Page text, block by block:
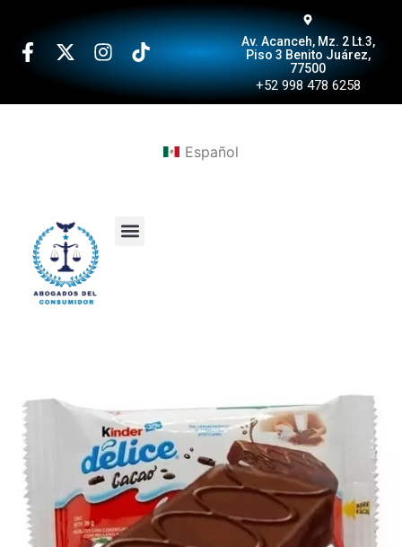
Av. Acanceh, Mz. 2 Lt.3,
Piso 3 Benito Juárez,
77500
+52 998 478 6258
Español